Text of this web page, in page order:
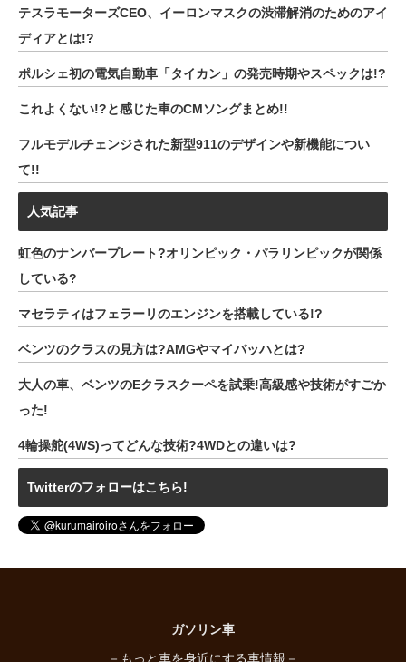
テスラモーターズCEO、イーロンマスクの渋滞解消のためのアイ
ディアとは!?
ポルシェ初の電気自動車「タイカン」の発売時期やスペックは!?
これよくない!?と感じた車のCMソングまとめ!!
フルモデルチェンジされた新型911のデザインや新機能につい
て!!
人気記事
虹色のナンバープレート?オリンピック・パラリンピックが関係
している?
マセラティはフェラーリのエンジンを搭載している!?
ベンツのクラスの見方は?AMGやマイバッハとは?
大人の車、ベンツのEクラスクーペを試乗!高級感や技術がすごか
った!
4輪操舵(4WS)ってどんな技術?4WDとの違いは?
Twitterのフォローはこちら!
ガソリン車
－もっと車を身近にする車情報－